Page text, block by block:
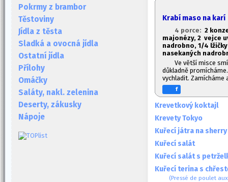
Pokrmy z brambor
Těstoviny
Jídla z těsta
Sladká a ovocná jídla
Ostatní jídla
Přílohy
Omáčky
Saláty, nakl. zelenina
Deserty, zákusky
Nápoje
Krabí maso na karí
4 porce: 2
majonézy, 2 vejce
nadrobno, 1/4
nasekaných
Ve větší misce
důkladně
vychladit. Zamícháme
f
Krevetkový koktajl
Krevety Tokyo
Kuřecí játra na sherry
Kuřecí salát
Kuřecí salát s
Kuřecí terina s
(Pressé de poulet